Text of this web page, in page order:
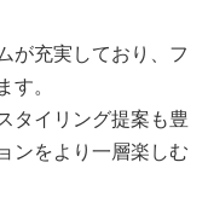
が充実しており、フ
す。
タイリング提案も豊
ンをより一層楽しむ